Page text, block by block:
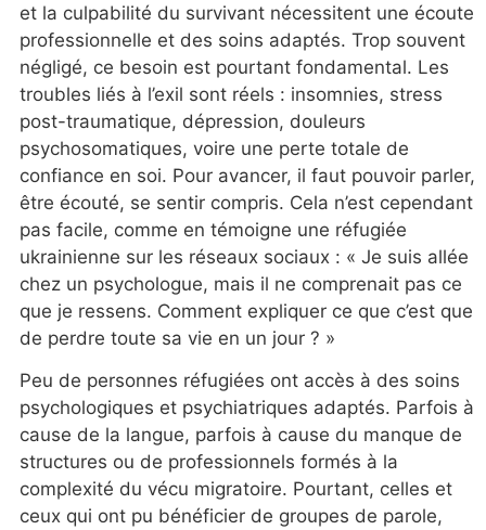
et la culpabilité du survivant nécessitent une écoute
professionnelle et des soins adaptés. Trop souvent
négligé, ce besoin est pourtant fondamental. Les
troubles liés à l’exil sont réels : insomnies, stress
post-traumatique, dépression, douleurs
psychosomatiques, voire une perte totale de
confiance en soi. Pour avancer, il faut pouvoir parler,
être écouté, se sentir compris. Cela n’est cependant
pas facile, comme en témoigne une réfugiée
ukrainienne sur les réseaux sociaux : « Je suis allée
chez un psychologue, mais il ne comprenait pas ce
que je ressens. Comment expliquer ce que c’est que
de perdre toute sa vie en un jour ? »
Peu de personnes réfugiées ont accès à des soins
psychologiques et psychiatriques adaptés. Parfois à
cause de la langue, parfois à cause du manque de
structures ou de professionnels formés à la
complexité du vécu migratoire. Pourtant, celles et
ceux qui ont pu bénéficier de groupes de parole,